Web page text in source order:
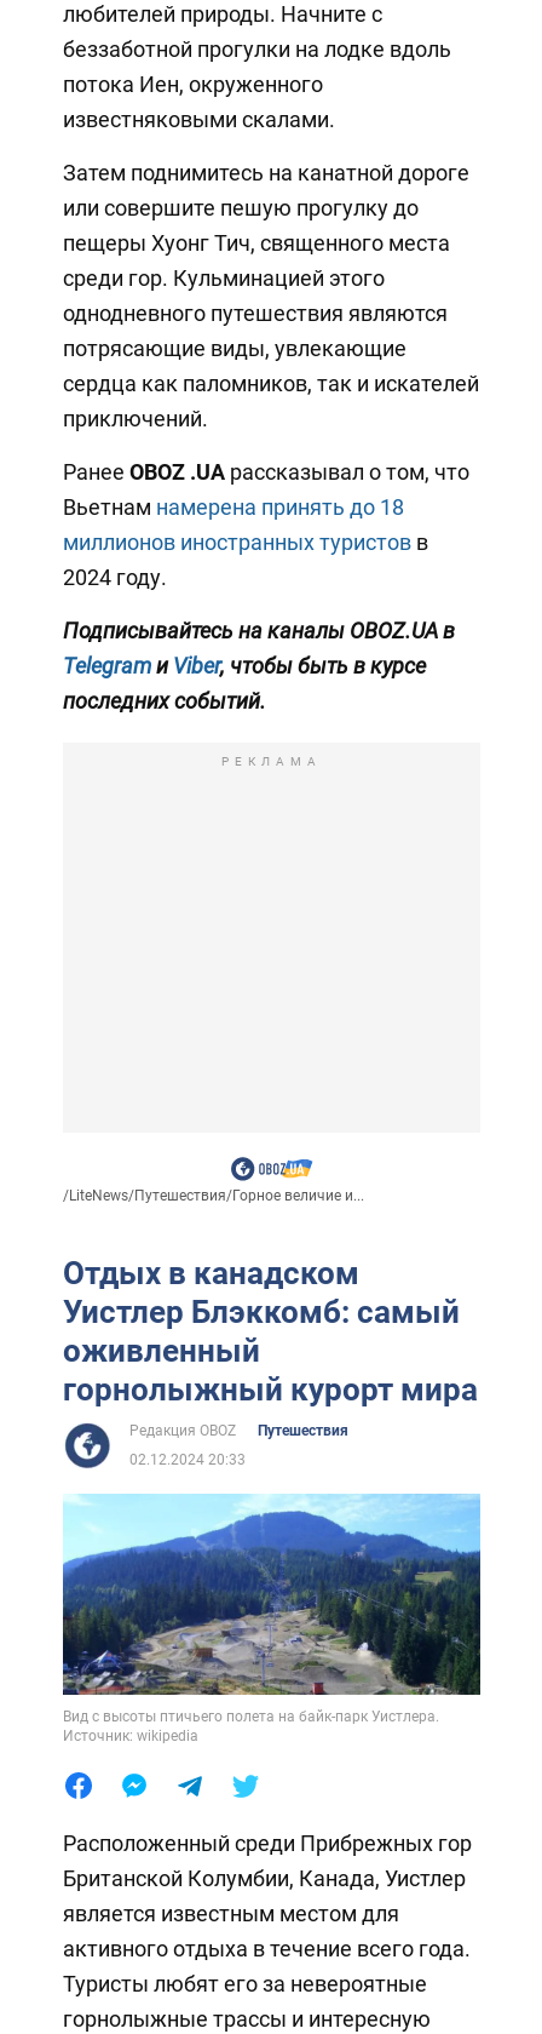
любителей природы. Начните с
беззаботной прогулки на лодке вдоль
потока Иен, окруженного
известняковыми скалами.
Затем поднимитесь на канатной дороге
или совершите пешую прогулку до
пещеры Хуонг Тич, священного места
среди гор. Кульминацией этого
однодневного путешествия являются
потрясающие виды, увлекающие
сердца как паломников, так и искателей
приключений.
Ранее OBOZ .UAрассказывал о том, что
Вьетнам намерена принять до 18
миллионов иностранных туристовв
2024 году.
Подписывайтесь на каналы OBOZ.UA в
TelegramиViber, чтобы быть в курсе
последних событий.
РЕКЛАМА
/LiteNews/Путешествия/Горное величие и...
Отдых в канадском
Уистлер Блэккомб: самый
оживленный
горнолыжный курорт мира
Редакция OBOZ
Путешествия
02.12.2024 20:33
Вид с высоты птичьего полета на байк-парк Уистлера.
Источник: wikipedia
Расположенный среди Прибрежных гор
Британской Колумбии, Канада, Уистлер
является известным местом для
активного отдыха в течение всего года.
Туристы любят его за невероятные
горнолыжные трассы и интересную